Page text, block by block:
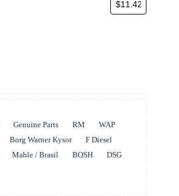
Genuine Parts RM
WAP
Borg Warner Kysor
F Diesel
Mahle / Brasil BOSH
DSG